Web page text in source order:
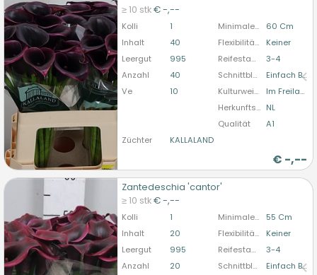
≥ 10 stk€ -,--
Kolli 1 Minimale Stiellänge
60 Cm
Inhalt
40 Flexibilität Blütenstandstiel
Keiner
Leergut
995 Reifestadium
3-4
Anzahl
40 Schnittblumenform
Einfach Blühend
Ve
10 Kulturweise
Im Freiland
Herkunftsland NL
Qualität
A1
Züchter
KALLALAND
€ -,--
U moet ingelogd zijn om te kunnen kopen.
Hier
bitte anmelden
Zantedeschia 'cantor'
≥ 10 stk€ -,--
Kolli 1 Minimale Stiellänge
55 Cm
Inhalt
20 Flexibilität Blütenstandstiel
Keiner
Leergut
995 Reifestadium
3-4
Anzahl
20 Schnittblumenform
Einfach Blühend
Zantedeschia 'cantor'
U moet ingelogd zijn om te kunnen kopen.
Hier
bitte anmelden